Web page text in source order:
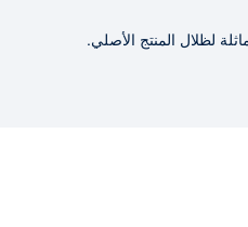
لظلال المنتج الأصلي.